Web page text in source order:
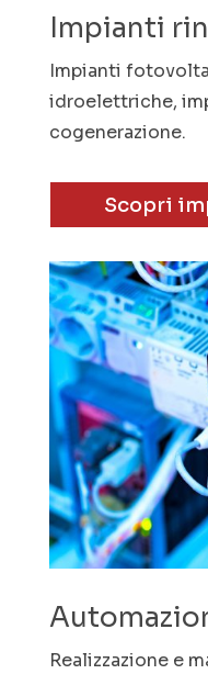
Impianti
Impianti
idroelettriche,
cogenerazione.
Scopri
Realizzazione e